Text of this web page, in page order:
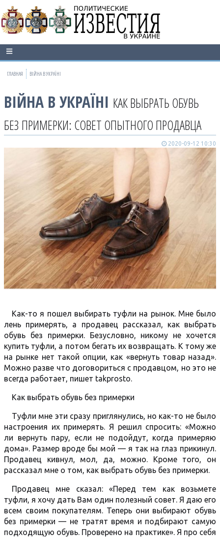
ГЛАВНАЯ ВІЙНА В УКРАЇНІ
ВІЙНА В УКРАЇНІ КАК ВЫБРАТЬ ОБУВЬ
БЕЗ ПРИМЕРКИ: СОВЕТ ОПЫТНОГО ПРОДАВЦА
2020-09-12 10:30
Как-то я пошел выбирать туфли на рынок. Мне было
лень примерять, а продавец рассказал, как выбрать
обувь без примерки. Безусловно, никому не хочется
купить туфли, а потом бегать их возвращать. К тому же
на рынке нет такой опции, как «вернуть товар назад».
Можно разве что договориться с продавцом, но это не
всегда работает, пишет takprosto.
Как выбрать обувь без примерки
Туфли мне эти сразу приглянулись, но как-то не было
настроения их примерять. Я решил спросить: «Можно
ли вернуть пару, если не подойдут, когда примеряю
дома». Размер вроде бы мой — я так на глаз прикинул.
Продавец кивнул, мол, да, можно. Кроме того, он
рассказал мне о том, как выбрать обувь без примерки.
Продавец мне сказал: «Перед тем как возьмете
туфли, я хочу дать Вам один полезный совет. Я даю его
всем своим покупателям. Теперь они выбирают обувь
без примерки — не тратят время и подбирают самую
подходящую обувь. Проверено на практике». Я про себя